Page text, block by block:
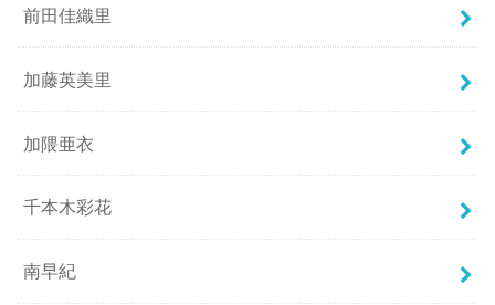
前田佳織里
加藤英美里
加隈亜衣
千本木彩花
南早紀